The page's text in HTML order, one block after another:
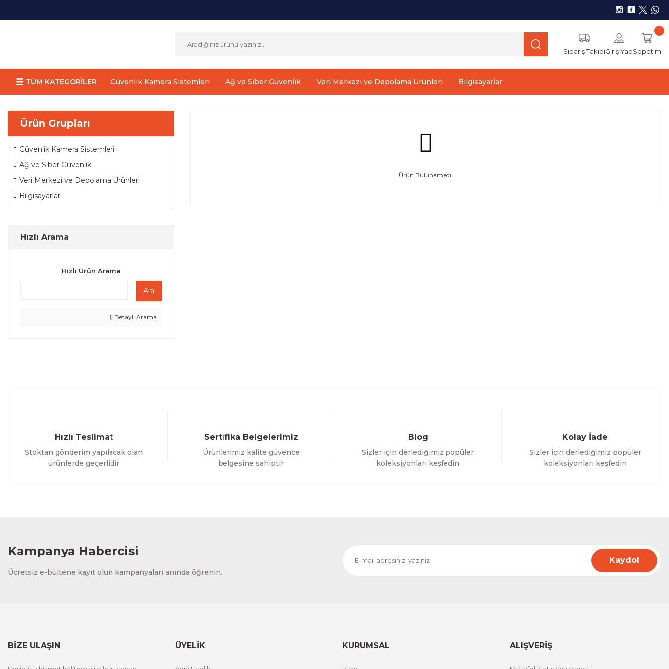
Sipariş TakibiGiriş YapSepetim
TÜM KATEGORİLER Güvenlik Kamera Sistemleri Ağ ve Siber Güvenlik Veri Merkezi ve Depolama Ürünleri Bilgisayarlar
Ürün Grupları
Güvenlik Kamera Sistemleri
Ağ ve Siber Güvenlik
Veri Merkezi ve Depolama Ürünleri
Bilgisayarlar
Hızlı Arama
Hızlı Ürün Arama
Ara
Detaylı Arama
Ürün Bulunamadı.
Hızlı Teslimat
Stoktan gönderim yapılacak olan
ürünlerde geçerlidir
Sertifika Belgelerimiz
Ürünlerimiz kalite güvence
belgesine sahiptir
Blog
Sizler için derlediğimiz popüler
koleksiyonları keşfedin
Kolay İade
Sizler için derlediğimiz popüler
koleksiyonları keşfedin
Kampanya Habercisi
Ücretsiz e-bültene kayıt olun kampanyaları anında öğrenin.
Kaydol
BİZE ULAŞIN ÜYELİK KURUMSAL ALIŞVERİŞ